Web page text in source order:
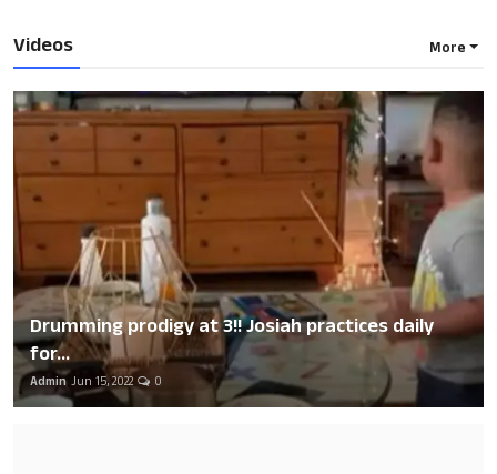
Videos More
Drumming prodigy at 3!! Josiah practices daily
for...
Admin Jun 15, 2022 0